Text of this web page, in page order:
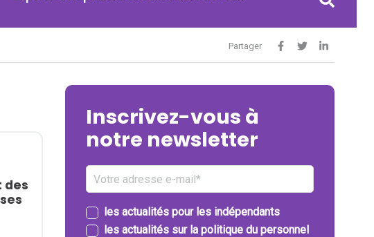
Partager
des
Inscrivez-vous à
notre newsletter
les actualités pour les indépendants
les actualités sur la politique du personnel